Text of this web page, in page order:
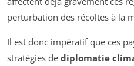
perturbation des récoltes à la
Il est donc impératif que ces
stratégies de diplomatie